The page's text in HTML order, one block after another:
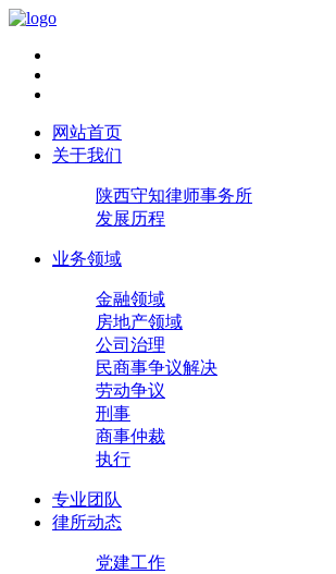
网站首页
关于我们
陕西守知律师事务所
发展历程
业务领域
金融领域
房地产领域
公司治理
民商事争议解决
劳动争议
刑事
商事仲裁
执行
专业团队
律所动态
党建工作